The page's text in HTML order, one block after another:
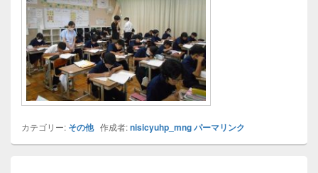
カテゴリー: その他作成者:nisicyuhp_mngパーマリンク